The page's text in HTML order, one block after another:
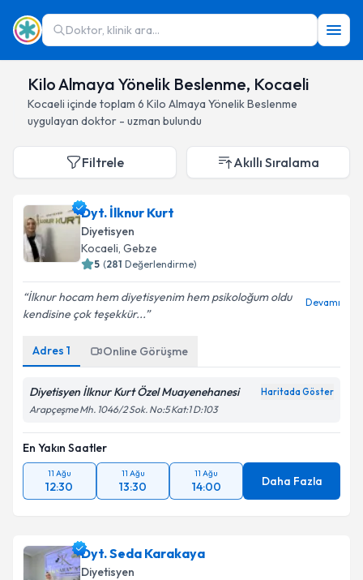
Doktor, klinik ara...
Kilo Almaya Yönelik Beslenme, Kocaeli
Kocaeli içinde toplam 6 Kilo Almaya Yönelik Beslenme
uygulayan doktor - uzman bulundu
Filtrele Akıllı Sıralama
Dyt. İlknur Kurt
Diyetisyen
Kocaeli, Gebze
5 (281 Değerlendirme)
İlknur hocam hem diyetisyenim hem psikoloğum oldu
kendisine çok teşekkür...
Devamı
Adres 1 Online Görüşme
Diyetisyen İlknur Kurt Özel Muayenehanesi Haritada Göster
Arapçeşme Mh. 1046/2 Sok. No:5 Kat:1 D:103
En Yakın Saatler
11 Ağu
12:30
11 Ağu
13:30
11 Ağu
14:00 Daha Fazla
Dyt. Seda Karakaya
Diyetisyen